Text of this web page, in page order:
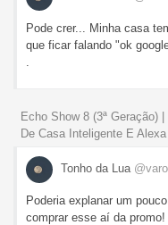
Pode crer... Minha casa
que ficar falando "ok
Echo Show 8 (3ª Geração)
De Casa Inteligente E
Tonho da Lua
Poderia explanar um
comprar esse aí da promo!